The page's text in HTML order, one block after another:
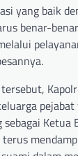
yang baik
benar-
sebagai